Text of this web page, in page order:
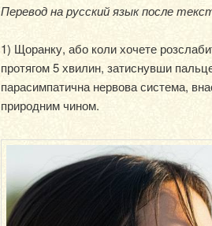
Перевод на русский язык после
1) Щоранку, або коли хочете
протягом 5 хвилин, затиснувши
парасимпатична нервова система,
природним чином.